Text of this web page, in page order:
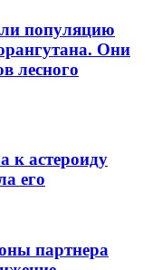
популяцию
Они
лесного
к астероиду
его
партнера